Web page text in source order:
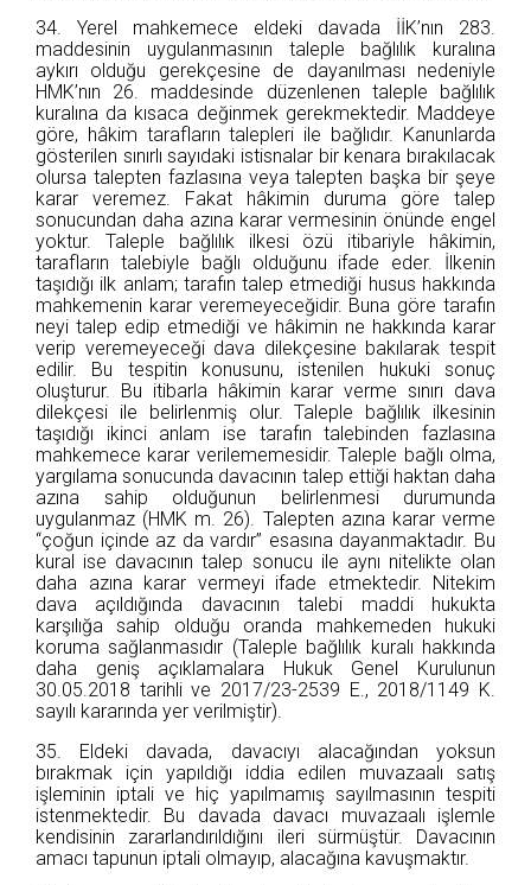
34. Yerel mahkemece eldeki davada İİK’nın 283.
maddesinin uygulanmasının taleple bağlılık kuralına
aykırı olduğu gerekçesine de dayanılması nedeniyle
HMK’nın 26. maddesinde düzenlenen taleple bağlılık
kuralına da kısaca değinmek gerekmektedir. Maddeye
göre, hâkim tarafların talepleri ile bağlıdır. Kanunlarda
gösterilen sınırlı sayıdaki istisnalar bir kenara bırakılacak
olursa talepten fazlasına veya talepten başka bir şeye
karar veremez. Fakat hâkimin duruma göre talep
sonucundan daha azına karar vermesinin önünde engel
yoktur. Taleple bağlılık ilkesi özü itibariyle hâkimin,
tarafların talebiyle bağlı olduğunu ifade eder. İlkenin
taşıdığı ilk anlam; tarafın talep etmediği husus hakkında
mahkemenin karar veremeyeceğidir. Buna göre tarafın
neyi talep edip etmediği ve hâkimin ne hakkında karar
verip veremeyeceği dava dilekçesine bakılarak tespit
edilir. Bu tespitin konusunu, istenilen hukuki sonuç
oluşturur. Bu itibarla hâkimin karar verme sınırı dava
dilekçesi ile belirlenmiş olur. Taleple bağlılık ilkesinin
taşıdığı ikinci anlam ise tarafın talebinden fazlasına
mahkemece karar verilememesidir. Taleple bağlı olma,
yargılama sonucunda davacının talep ettiği haktan daha
azına sahip olduğunun belirlenmesi durumunda
uygulanmaz (HMK m. 26). Talepten azına karar verme
“çoğun içinde az da vardır” esasına dayanmaktadır. Bu
kural ise davacının talep sonucu ile aynı nitelikte olan
daha azına karar vermeyi ifade etmektedir. Nitekim
dava açıldığında davacının talebi maddi hukukta
karşılığa sahip olduğu oranda mahkemeden hukuki
koruma sağlanmasıdır (Taleple bağlılık kuralı hakkında
daha geniş açıklamalara Hukuk Genel Kurulunun
30.05.2018 tarihli ve 2017/23-2539 E., 2018/1149 K.
sayılı kararında yer verilmiştir).
35. Eldeki davada, davacıyı alacağından yoksun
bırakmak için yapıldığı iddia edilen muvazaalı satış
işleminin iptali ve hiç yapılmamış sayılmasının tespiti
istenmektedir. Bu davada davacı muvazaalı işlemle
kendisinin zararlandırıldığını ileri sürmüştür. Davacının
amacı tapunun iptali olmayıp, alacağına kavuşmaktır.